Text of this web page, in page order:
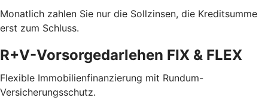
Monatlich zahlen Sie nur die Sollzinsen, die Kreditsumme
erst zum Schluss.
R+V-Vorsorgedarlehen FIX & FLEX
Flexible Immobilienfinanzierung mit Rundum-
Versicherungsschutz.